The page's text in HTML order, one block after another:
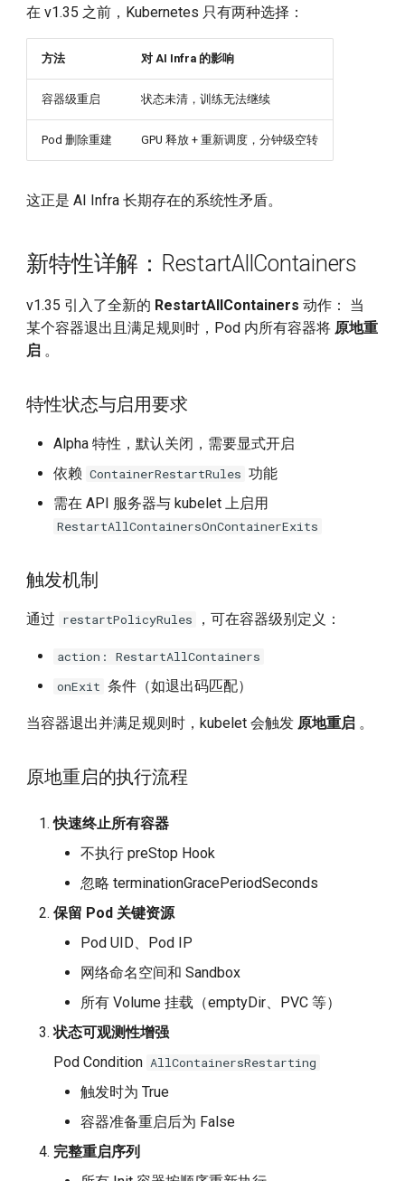
在 v1.35 之前，Kubernetes 只有两种选择：
方法 对 AI Infra 的影响
容器级重启 状态未清，训练无法继续
Pod 删除重建 GPU 释放 + 重新调度，分钟级空转
这正是 AI Infra 长期存在的系统性矛盾。
新特性详解：RestartAllContainers
v1.35 引入了全新的 RestartAllContainers 动作： 当
某个容器退出且满足规则时，Pod 内所有容器将 原地重
启 。
特性状态与启用要求
Alpha 特性，默认关闭，需要显式开启
依赖 ContainerRestartRules 功能
需在 API 服务器与 kubelet 上启用
RestartAllContainersOnContainerExits
触发机制
通过 restartPolicyRules ，可在容器级别定义：
action: RestartAllContainers
onExit 条件（如退出码匹配）
当容器退出并满足规则时，kubelet 会触发 原地重启 。
原地重启的执行流程
快速终止所有容器
不执行 preStop Hook
忽略 terminationGracePeriodSeconds
保留 Pod 关键资源
Pod UID、Pod IP
网络命名空间和 Sandbox
所有 Volume 挂载（emptyDir、PVC 等）
状态可观测性增强
Pod Condition AllContainersRestarting
触发时为 True
容器准备重启后为 False
完整重启序列